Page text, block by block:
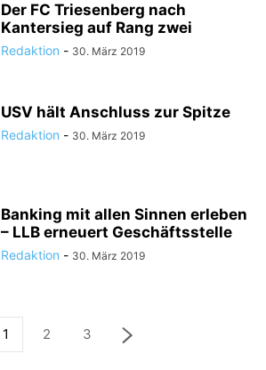
Der FC Triesenberg nach
Kantersieg auf Rang zwei
Redaktion - 30. März 2019
USV hält Anschluss zur Spitze
Redaktion - 30. März 2019
Banking mit allen Sinnen erleben
– LLB erneuert Geschäftsstelle
Redaktion - 30. März 2019
1 2 3